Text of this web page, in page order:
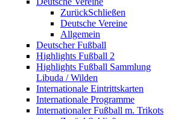
ZurückSchließen
Deutsche Vereine
Allgemein
Deutscher Fußball
Highlights Fußball 2
Highlights Fußball Sammlung
Libuda / Wilden
Internationale Eintrittskarten
Internationale Programme
Internationaler Fußball m. Trikots